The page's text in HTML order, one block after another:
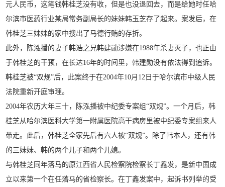
元人民币，这笔钱韩桂芝没有收，但是也没退回去，而是给她时任哈
尔滨市医药行业某局常务副局长的妹妹韩玉芝存了起来。案发后，在
韩桂芝三妹妹的家中搜出了马德行贿的存折。
此外，陈泓播的妻子韩浩之兄韩建勋涉嫌在1988年杀妻灭子，也正由
于韩桂芝的干预，在长达16年的时间里，韩建勋没有依法得到追诉。
韩桂芝被“双规”后，此案终于在2004年10月12日于哈尔滨市中级人民
法院重新开庭审理。
2004年农历大年三十，陈泓播被中纪委专案组“双规”。一个月后，韩
桂芝从哈尔滨医科大学第一附属医院高干病房里被中纪委专案组来人
带走。此后，韩桂芝全家先后有六人被“双规”。除了韩本人，还有韩
的三妹妹、韩的两个儿子和两个儿媳。
与韩桂芝同年落马的原江西省人民检察院检察长丁鑫发，是新中国成
立以来第一个在任落马的省检察长。在丁鑫发案中，起诉书列举的受